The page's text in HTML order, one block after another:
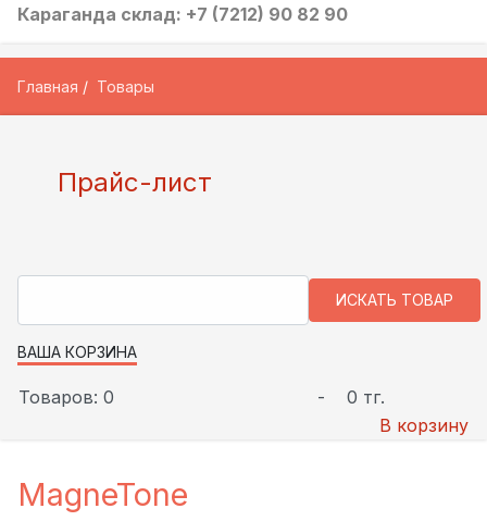
Караганда склад: +7 (7212) 90 82 90
Главная Товары
Прайс-лист
ВАША КОРЗИНА
Товаров: 0 -
0 тг.
В корзину
MagneTone